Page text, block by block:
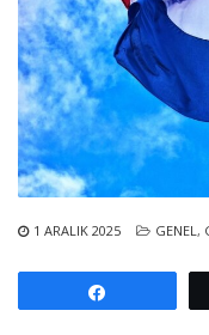
1 ARALIK 2025 GENEL ,